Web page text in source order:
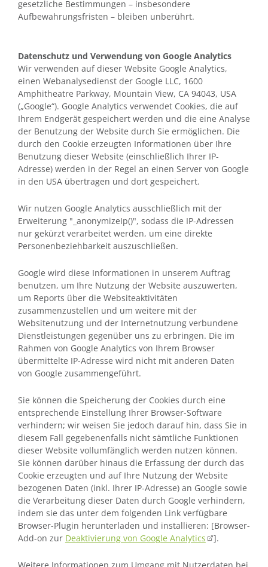
gesetzliche Bestimmungen – insbesondere
Aufbewahrungsfristen – bleiben unberührt.
Datenschutz und Verwendung von Google Analytics
Wir verwenden auf dieser Website Google Analytics,
einen Webanalysedienst der Google LLC, 1600
Amphitheatre Parkway, Mountain View, CA 94043, USA
(„Google“). Google Analytics verwendet Cookies, die auf
Ihrem Endgerät gespeichert werden und die eine Analyse
der Benutzung der Website durch Sie ermöglichen. Die
durch den Cookie erzeugten Informationen über Ihre
Benutzung dieser Website (einschließlich Ihrer IP-
Adresse) werden in der Regel an einen Server von Google
in den USA übertragen und dort gespeichert.
Wir nutzen Google Analytics ausschließlich mit der
Erweiterung "_anonymizeIp()", sodass die IP-Adressen
nur gekürzt verarbeitet werden, um eine direkte
Personenbeziehbarkeit auszuschließen.
Google wird diese Informationen in unserem Auftrag
benutzen, um Ihre Nutzung der Website auszuwerten,
um Reports über die Websiteaktivitäten
zusammenzustellen und um weitere mit der
Websitenutzung und der Internetnutzung verbundene
Dienstleistungen gegenüber uns zu erbringen. Die im
Rahmen von Google Analytics von Ihrem Browser
übermittelte IP-Adresse wird nicht mit anderen Daten
von Google zusammengeführt.
Sie können die Speicherung der Cookies durch eine
entsprechende Einstellung Ihrer Browser-Software
verhindern; wir weisen Sie jedoch darauf hin, dass Sie in
diesem Fall gegebenenfalls nicht sämtliche Funktionen
dieser Website vollumfänglich werden nutzen können.
Sie können darüber hinaus die Erfassung der durch das
Cookie erzeugten und auf Ihre Nutzung der Website
bezogenen Daten (inkl. Ihrer IP-Adresse) an Google sowie
die Verarbeitung dieser Daten durch Google verhindern,
indem sie das unter dem folgenden Link verfügbare
Browser-Plugin herunterladen und installieren: [Browser-
Add-on zur Deaktivierung von Google Analytics ].